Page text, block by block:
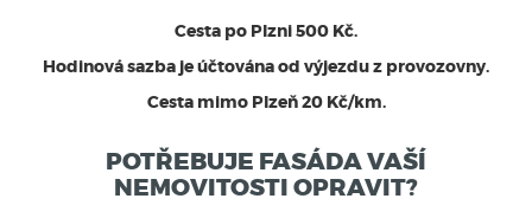
Cesta po Plzni 500 Kč.
Hodinová sazba je účtována od výjezdu z provozovny.
Cesta mimo Plzeň 20 Kč/km.
POTŘEBUJE FASÁDA VAŠÍ
NEMOVITOSTI OPRAVIT?